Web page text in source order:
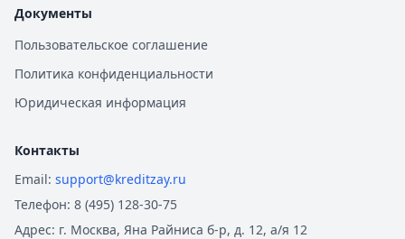
Документы
Пользовательское соглашение
Политика конфиденциальности
Юридическая информация
Контакты
Email: support@kreditzay.ru
Телефон: 8 (495) 128-30-75
Адрес: г. Москва, Яна Райниса б-р, д. 12, а/я 12